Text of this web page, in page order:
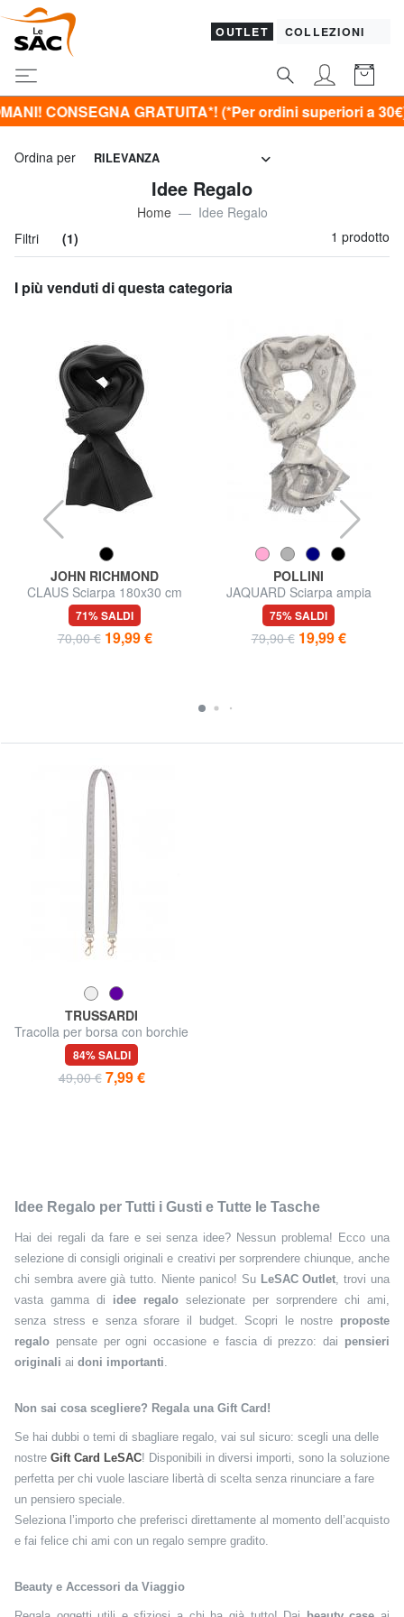
OUTLET COLLEZIONI
CONSEGNA GRATUITA*! (*Per ordini superiori a 30€)
Ordina per RILEVANZA
Idee Regalo
Home
Idee Regalo
Filtri
(1) 1 prodotto
I più venduti di questa categoria
JOHN RICHMOND
CLAUS Sciarpa 180x30 cm
71% SALDI
70,00 € 19,99 €
POLLINI
JAQUARD Sciarpa ampia
75% SALDI
79,90 € 19,99 €
TRUSSARDI
Tracolla per borsa con borchie
84% SALDI
49,00 € 7,99 €
Idee Regalo per Tutti i Gusti e Tutte le Tasche
Hai dei regali da fare e sei senza idee? Nessun problema! Ecco una
selezione di consigli originali e creativi per sorprendere chiunque, anche
chi sembra avere già tutto.
Niente panico! Su LeSAC Outlet , trovi una
vasta gamma di idee regalo selezionate per sorprendere chi ami,
senza stress e senza sforare il budget. Scopri le nostre proposte
regalo pensate per ogni occasione e fascia di prezzo: dai pensieri
originali ai doni importanti
Non sai cosa scegliere? Regala una Gift Card!
Se hai dubbi o temi di sbagliare regalo, vai sul sicuro: scegli una delle
nostre Gift Card LeSAC! Disponibili in diversi importi, sono la soluzione
perfetta per chi vuole lasciare libertà di scelta senza rinunciare a fare
un pensiero speciale.
Seleziona l’importo che preferisci direttamente al momento dell’acquisto
e fai felice chi ami con un regalo sempre gradito.
Beauty e Accessori da Viaggio